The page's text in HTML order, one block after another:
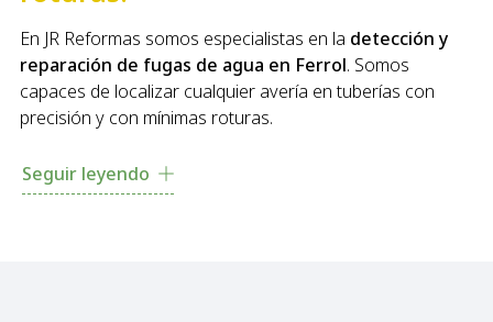
En JR Reformas somos especialistas en la detección y
reparación de fugas de agua en Ferrol. Somos
capaces de localizar cualquier avería en tuberías con
precisión y con mínimas roturas.
Trabajamos con las técnicas más avanzadas del sector: el
gas trazador y el geófono
Seguir leyendo